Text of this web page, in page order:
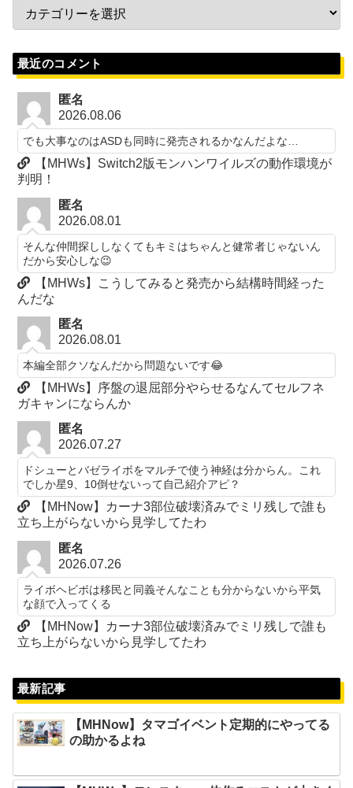
最近のコメント
匿名
2026.08.06
でも大事なのはASDも同時に発売されるかなんだよな…
【MHWs】Switch2版モンハンワイルズの動作環境が
判明！
匿名
2026.08.01
そんな仲間探ししなくてもキミはちゃんと健常者じゃないん
だから安心しな😉
【MHWs】こうしてみると発売から結構時間経った
んだな
匿名
2026.08.01
本編全部クソなんだから問題ないです😂
【MHWs】序盤の退屈部分やらせるなんてセルフネ
ガキャンにならんか
匿名
2026.07.27
ドシューとバゼライボをマルチで使う神経は分からん。これ
でしか星9、10倒せないって自己紹介アピ？
【MHNow】カーナ3部位破壊済みでミリ残しで誰も
立ち上がらないから見学してたわ
匿名
2026.07.26
ライボヘビボは移民と同義そんなことも分からないから平気
な顔で入ってくる
【MHNow】カーナ3部位破壊済みでミリ残しで誰も
立ち上がらないから見学してたわ
最新記事
【MHNow】タマゴイベント定期的にやってる
の助かるよね